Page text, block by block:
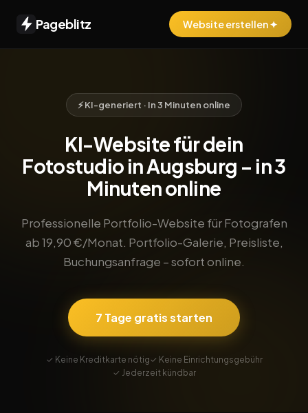
Pageblitz Website erstellen ✦
⚡ KI-generiert · In 3 Minuten online
KI-Website für dein
Fotostudio in Augsburg – in 3
Minuten online
Professionelle Portfolio-Website für Fotografen
ab 19,90 €/Monat. Portfolio-Galerie, Preisliste,
Buchungsanfrage – sofort online.
7 Tage gratis starten
✓ Keine Kreditkarte nötig✓ Keine Einrichtungsgebühr
✓ Jederzeit kündbar